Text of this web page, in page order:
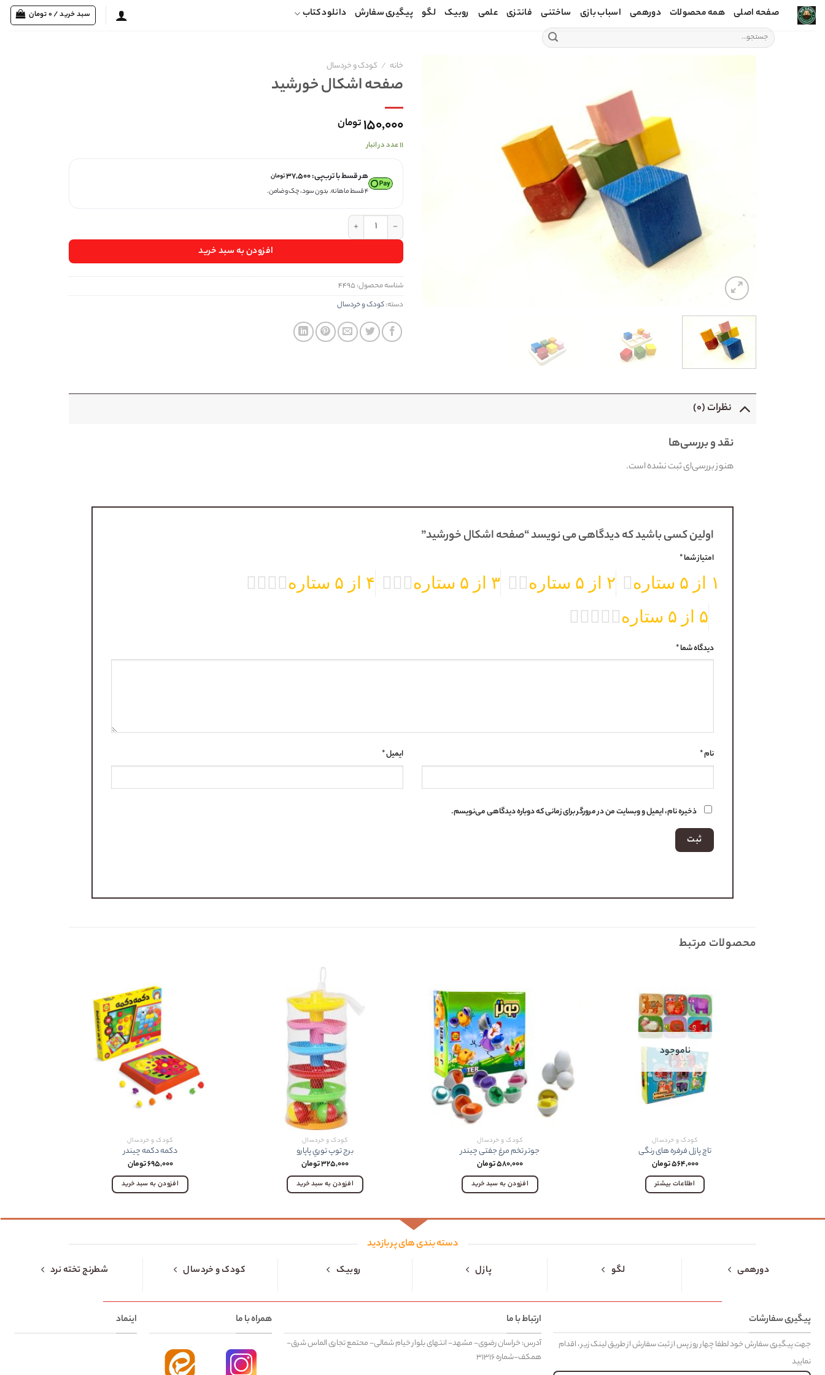
Skip
صفحه اصلی همه محصولات دورهمی اسباب بازی ساختنی فانتزی علمی روبیک لگو پیگیری سفارش دانلود کتاب
جستجو
برای:
سبد خرید /0تومان
خانه / کودک و خردسال
صفحه اشکال خورشيد
۱۵۰,۰۰۰تومان
۱۱ عدد در انبار
هر قسط با ترب‌پی:۳۷,۵۰۰تومان
۴ قسط ماهانه. بدون سود، چک و ضامن.
صفحه اشکال خورشيد عدد
افزودن به سبد خرید
شناسه محصول:۴۴۹۵
دسته:کودک و خردسال
نظرات (۰)
نقد و بررسی‌ها
هنوز بررسی‌ای ثبت نشده است.
اولین کسی باشید که دیدگاهی می نویسد “صفحه اشکال خورشيد”
امتیاز شما*
۱ از ۵ ستاره ۲ از ۵ ستاره ۳ از ۵ ستاره
۴ از ۵ ستاره
۵ از ۵ ستاره
دیدگاه شما*
نام* ایمیل*
ذخیره نام، ایمیل و وبسایت من در مرورگر برای زمانی که دوباره دیدگاهی می‌نویسم.
محصولات مرتبط
ناموجود
کودک و خردسال
تاچ پازل فرفره های رنگی
۵۶۴,۰۰۰تومان
اطلاعات بیشتر
کودک و خردسال
جوتر تخم مرغ جفتی چیندر
۵۸۰,۰۰۰تومان
افزودن به سبد خرید
کودک و خردسال
برج توپ توري پاپارو
۳۲۵,۰۰۰تومان
افزودن به سبد خرید
کودک و خردسال
دکمه دکمه چيندر
۶۹۵,۰۰۰تومان
افزودن به سبد خرید
دسته بندی های پر بازدید
دورهمی لگو پازل روبیک کودک و خردسال شطرنج تخته نرد
پیگیری سفارشات
جهت پیگیری سفارش خود لطفا چهار روز پس از ثبت سفارش از طریق لینک زیر ، اقدام
نمایید
ارتباط با ما
آدرس: خراسان رضوی- مشهد- انتهای بلوار خیام شمالی- محتمع تجاری الماس شرق-
همکف-شماره ۳۱۳۱۶
همراه با ما اینماد